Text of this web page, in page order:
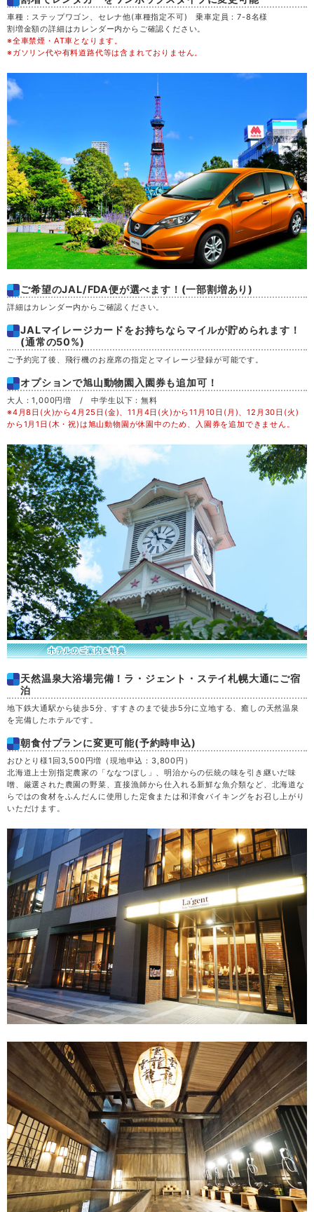
木 20
金 21
月 24
火 25
水 26
木 27
金 28
土 29
月 31
車種：ステップワゴン、セレナ他(車種指定不可) 乗車定員：7-8名様
割増金額の詳細はカレンダー内からご確認ください。
※全車禁煙・AT車となります。
※ガソリン代や有料道路代等は含まれておりません。
ご希望のJAL/FDA便が選べます！(一部割増あり)
詳細はカレンダー内からご確認ください。
JALマイレージカードをお持ちならマイルが貯められます！
(通常の50%)
ご予約完了後、飛行機のお座席の指定とマイレージ登録が可能です。
オプションで旭山動物園入園券も追加可！
大人：1,000円増 / 中学生以下：無料
※4月8日(火)から4月25日(金)、11月4日(火)から11月10日(月)、12月30日(火)
から1月1日(木・祝)は旭山動物園が休園中のため、入園券を追加できません。
天然温泉大浴場完備！ラ・ジェント・ステイ札幌大通にご宿
泊
地下鉄大通駅から徒歩5分、すすきのまで徒歩5分に立地する、癒しの天然温泉
を完備したホテルです。
朝食付プランに変更可能(予約時申込)
おひとり様1回3,500円増（現地申込：3,800円）
北海道上士別指定農家の「ななつぼし」、明治からの伝統の味を引き継いだ味
噌、厳選された農園の野菜、直接漁師から仕入れる新鮮な魚介類など、北海道な
らではの食材をふんだんに使用した定食または和洋食バイキングをお召し上がり
いただけます。